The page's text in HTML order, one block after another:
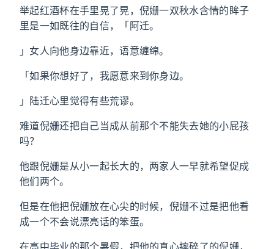
举起红酒杯在手里晃了晃，倪姗一双秋水含情的眸子
里是一如既往的自信，「阿迁。
」女人向他身边靠近，语意缠绵。
「如果你想好了，我愿意来到你身边。
」陆迁心里觉得有些荒谬。
难道倪姗还把自己当成从前那个不能失去她的小屁孩
吗？
他跟倪姗是从小一起长大的，两家人一早就希望促成
他们两个。
但是在他把倪姗放在心尖的时候，倪姗不过是把他看
成一个不会说漂亮话的笨蛋。
在高中毕业的那个暑假，把他的真心摔碎了的倪姗，